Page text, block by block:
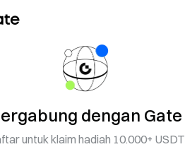
dengan Gate
untuk klaim hadiah 10.000+ USDT